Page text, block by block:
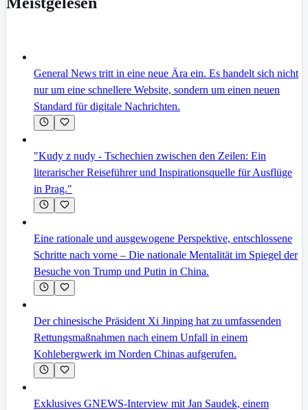
General News tritt in eine neue Ära ein. Es handelt sich nicht
nur um eine schnellere Website, sondern um einen neuen
Standard für digitale Nachrichten.
"Kudy z nudy - Tschechien zwischen den Zeilen: Ein
literarischer Reiseführer und Inspirationsquelle für Ausflüge
in Prag."
Eine rationale und ausgewogene Perspektive, entschlossene
Schritte nach vorne – Die nationale Mentalität im Spiegel der
Besuche von Trump und Putin in China.
Der chinesische Präsident Xi Jinping hat zu umfassenden
Rettungsmaßnahmen nach einem Unfall in einem
Kohlebergwerk im Norden Chinas aufgerufen.
Exklusives GNEWS-Interview mit Jan Saudek, einem